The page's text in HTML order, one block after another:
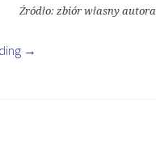
Źródło: zbiór własny autora
→